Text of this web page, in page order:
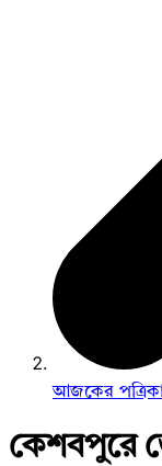
আজকের পত্রিকা
কেশবপুরে